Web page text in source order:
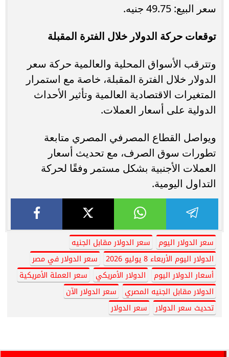
سعر البيع: 49.75 جنيه.
توقعات حركة الدولار خلال الفترة المقبلة
وتترقب الأسواق المحلية والعالمية حركة سعر
الدولار خلال الفترة المقبلة، خاصة مع استمرار
المتغيرات الاقتصادية العالمية وتأثير الأحداث
الدولية على أسعار العملات.
ويواصل القطاع المصرفي المصري متابعة
تطورات سوق الصرف، مع تحديث أسعار
العملات الأجنبية بشكل مستمر وفقًا لحركة
التداول اليومية.
سعر الدولار اليوم
سعر الدولار مقابل الجنيه
الدولار اليوم الأربعاء 8 يوليو 2026
سعر الدولار في مصر
أسعار الدولار اليوم
الدولار الأمريكي
سعر العملة الأمريكية
الدولار مقابل الجنيه المصري
سعر الدولار الآن
تحديث سعر الدولار
سعر الدولار